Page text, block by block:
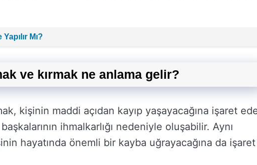
Mı?
ve kırmak ne anlama gelir?
kişinin maddi açıdan kayıp yaşayacağına işaret
ihmalkarlığı nedeniyle oluşabilir. Aynı
hayatında önemli bir kayba uğrayacağına da işaret